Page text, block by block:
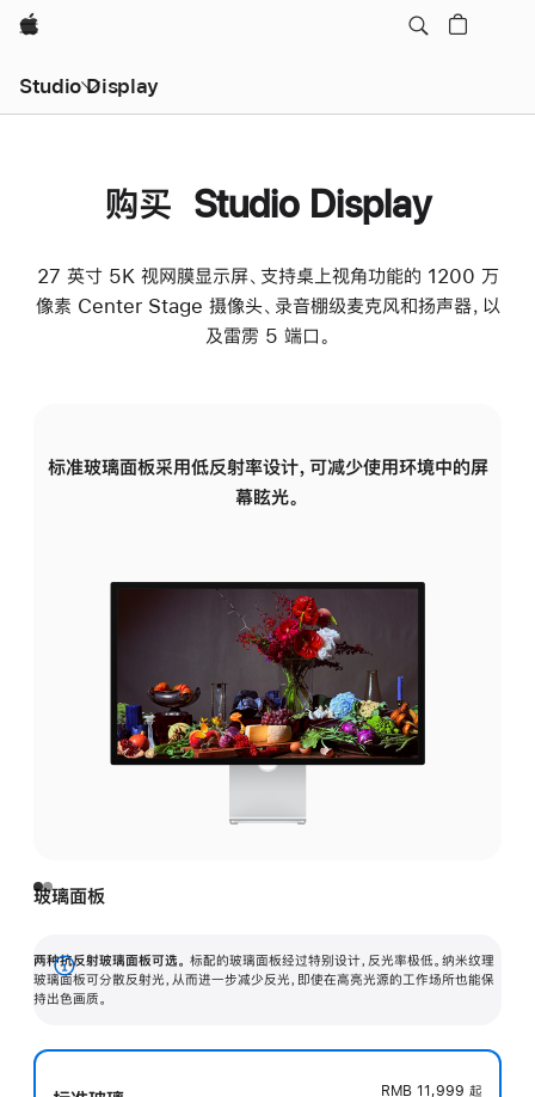
Apple
Studio Display
购买 Studio Display
27 英寸 5K 视网膜显示屏、支持桌上视角功能的 1200 万
像素 Center Stage 摄像头、录音棚级麦克风和扬声器，以
及雷雳 5 端口。
标准玻璃面板采用低反射率设计，可减少使用环境中的屏
幕眩光。
玻璃面板
两种抗反射玻璃面板可选。 标配的玻璃面板经过特别设计，反光率极低。纳米纹理
玻璃面板可分散反射光，从而进一步减少反光，即使在高亮光源的工作场所也能保
持出色画质。
展
开
RMB 11,999 起